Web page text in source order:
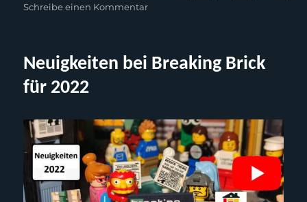
Schreibe einen Kommentarzu
for
Neuigkeiten bei Breaking Brick
für 2022